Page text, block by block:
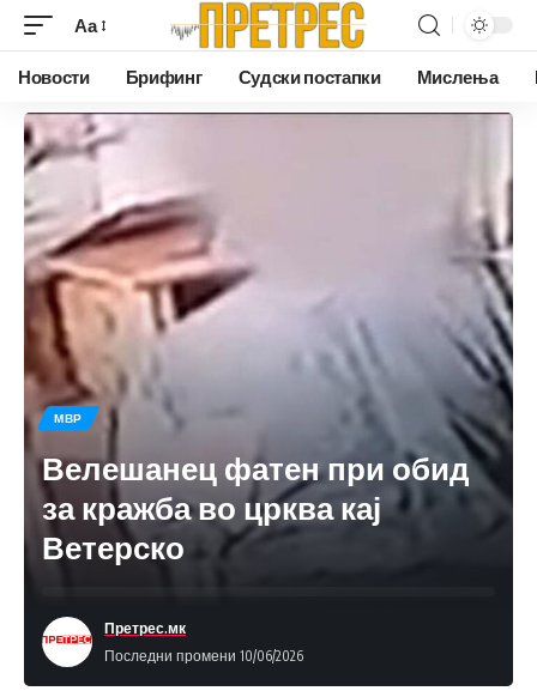
Аа
Новости Брифинг Судски постапки Мислења
МВР
Велешанец фатен при обид
за кражба во црква кај
Ветерско
Последни промени 10/06/2026
Претрес.мк